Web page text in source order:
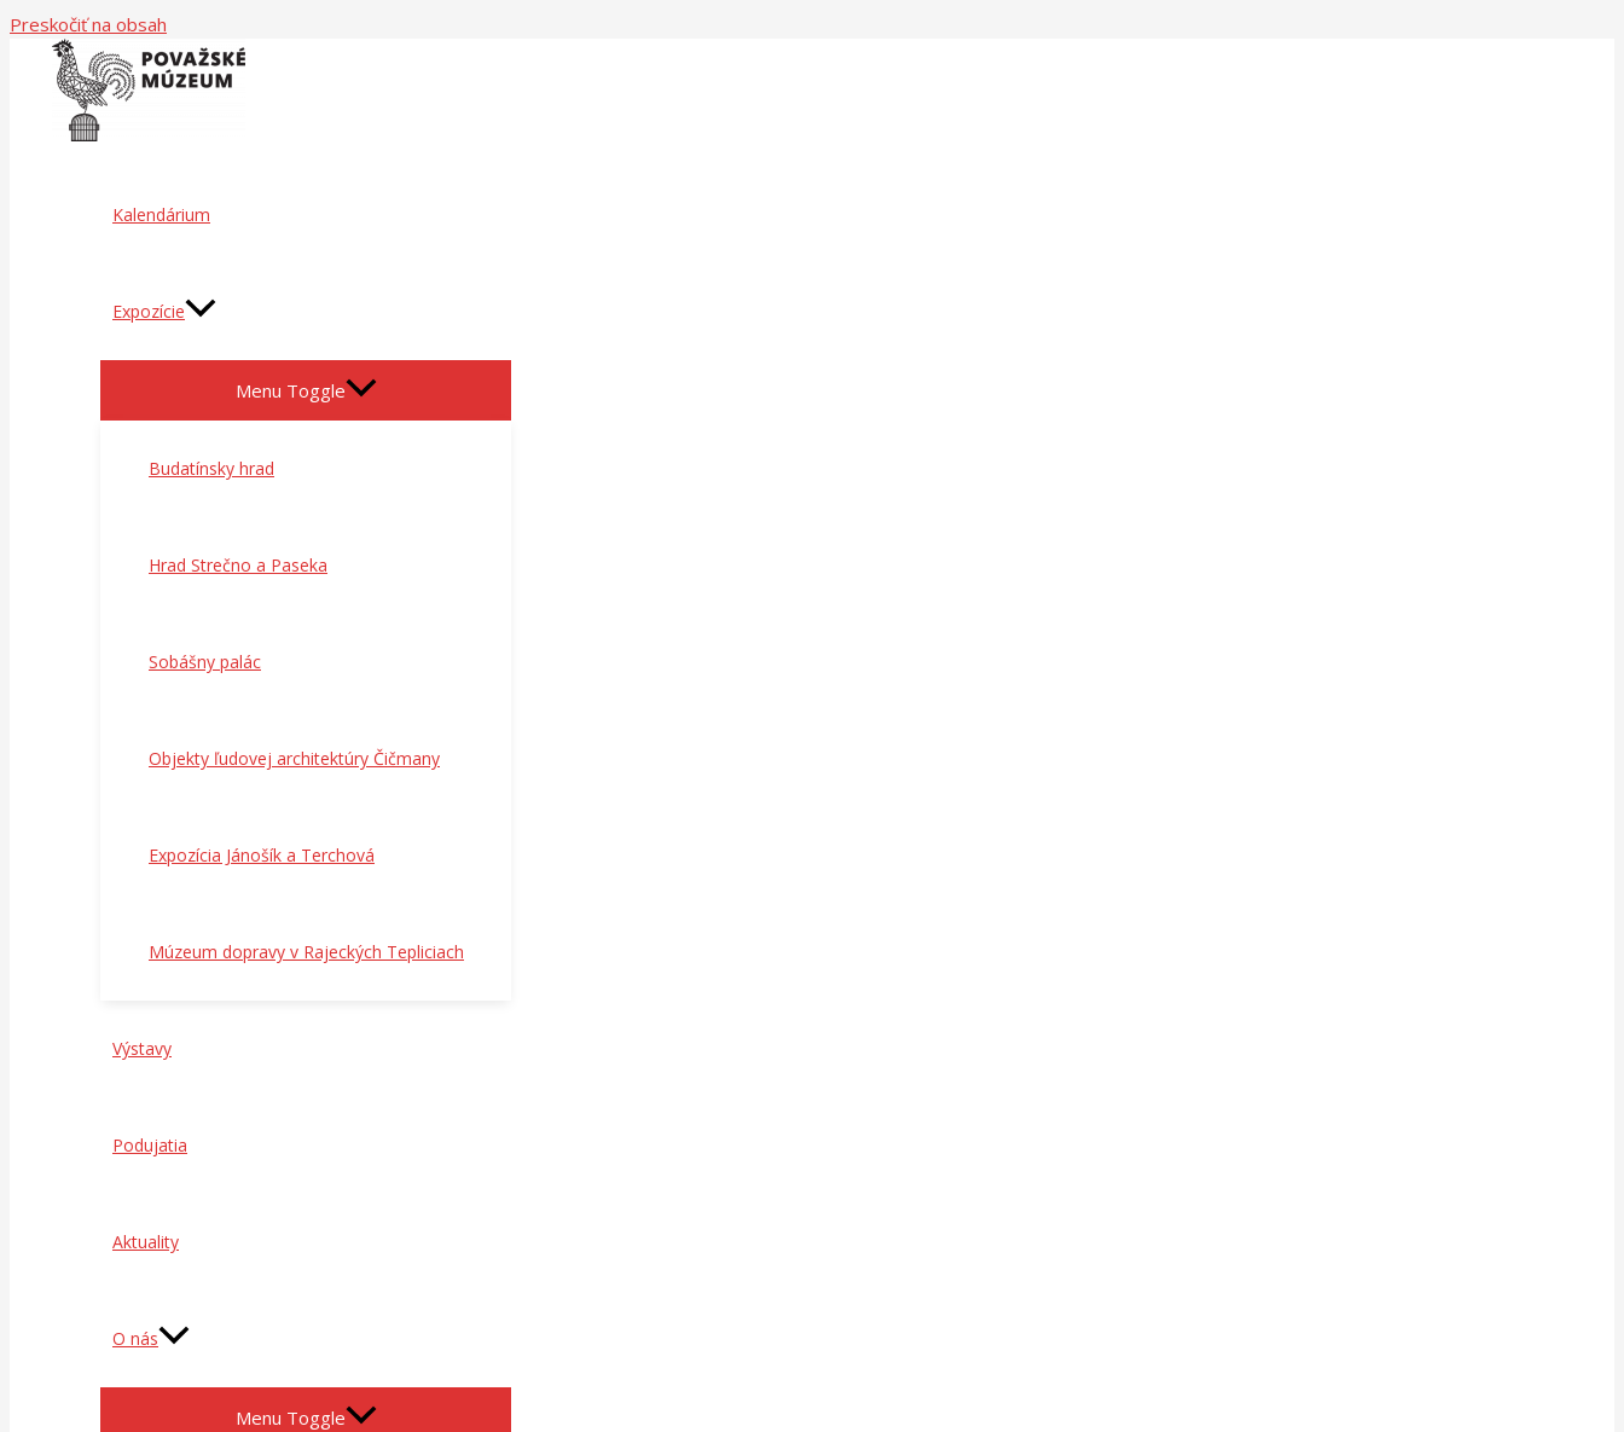
Preskočiť na obsah
Kalendárium
Expozície
Menu Toggle
Budatínsky hrad
Hrad Strečno a Paseka
Sobášny palác
Objekty ľudovej architektúry Čičmany
Expozícia Jánošík a Terchová
Múzeum dopravy v Rajeckých Tepliciach
Výstavy
Podujatia
Aktuality
O nás
Menu Toggle